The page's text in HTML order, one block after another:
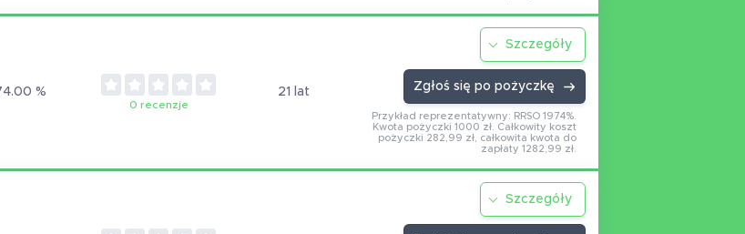
%
0 recenzje
21 lat
Szczegóły
Zgłoś się po pożyczkę
Przykład reprezentatywny: RRSO 1974%.
Kwota pożyczki 1000 zł. Całkowity koszt
pożyczki 282,99 zł, całkowita kwota do
zapłaty 1282,99 zł.
Szczegóły